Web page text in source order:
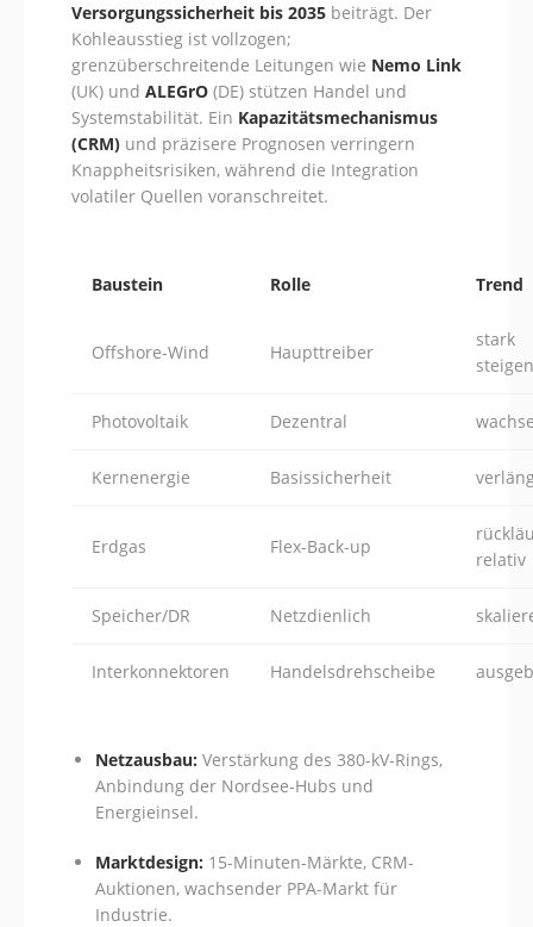
Versorgungssicherheit bis 2035 beiträgt. Der
Kohleausstieg ist vollzogen;
grenzüberschreitende Leitungen wie Nemo Link
(UK) und ALEGrO (DE) stützen Handel und
Systemstabilität. Ein Kapazitätsmechanismus
(CRM) und präzisere Prognosen verringern
Knappheitsrisiken, während die Integration
volatiler Quellen voranschreitet.
Baustein Rolle Trend
Offshore-Wind Haupttreiber
stark
Photovoltaik Dezentral
Kernenergie Basissicherheit
Erdgas Flex-Back-up
relativ
Speicher/DR Netzdienlich
Interkonnektoren Handelsdrehscheibe
Netzausbau: Verstärkung des 380-kV-Rings,
Anbindung der Nordsee-Hubs und
Energieinsel.
Marktdesign: 15-Minuten-Märkte, CRM-
Auktionen, wachsender PPA-Markt für
Industrie.